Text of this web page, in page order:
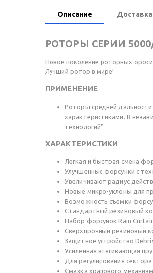
Описание Доставка
РОТОРЫ СЕРИИ 5000/
Новое поколение роторных
Лучший ротор в мире!
ПРИМЕНЕНИЕ
Роторы средней дальности
характеристиками. В
технологий”.
ХАРАКТЕРИСТИКИ
Легкая и быстрая смена
Улучшенные форсунки с
Увеличивают радиус
Новые микро-уклоны для
Возможность съемки
Стандартный резиновый
Набор форсунок Rain
Сверхпрочный резиновый
Защитное устройство
Усиленная втягивающая
Для регулирования
Смазка храпового